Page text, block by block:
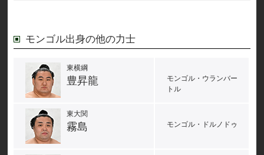
モンゴル出身の他の力士
東横綱
豊昇龍
モンゴル・ウランバー
トル
東大関
霧島 モンゴル・ドルノドゥ